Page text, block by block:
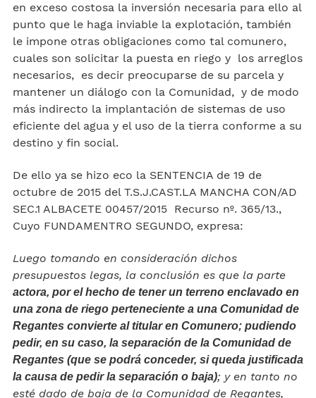
en exceso costosa la inversión necesaria para ello al
punto que le haga inviable la explotación, también
le impone otras obligaciones como tal comunero,
cuales son solicitar la puesta en riego y los arreglos
necesarios, es decir preocuparse de su parcela y
mantener un diálogo con la Comunidad, y de modo
más indirecto la implantación de sistemas de uso
eficiente del agua y el uso de la tierra conforme a su
destino y fin social.
De ello ya se hizo eco la SENTENCIA de 19 de
octubre de 2015 del T.S.J.CAST.LA MANCHA CON/AD
SEC.1 ALBACETE 00457/2015 Recurso nº. 365/13.,
Cuyo FUNDAMENTRO SEGUNDO, expresa:
Luego tomando en consideración dichos
presupuestos legas, la conclusión es que la parte
actora, por el hecho de tener un terreno enclavado en
una zona de riego perteneciente a una Comunidad de
Regantes convierte al titular en Comunero; pudiendo
pedir, en su caso, la separación de la Comunidad de
Regantes (que se podrá conceder, si queda justificada
la causa de pedir la separación o baja); y en tanto no
esté dado de baja de la Comunidad de Regantes,